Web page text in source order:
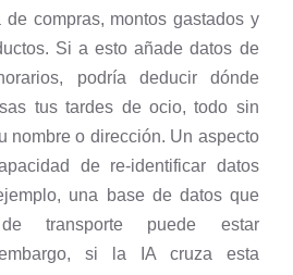
de compras, montos gastados y
Si a esto añade datos de
podría deducir dónde
tus tardes de ocio, todo sin
nombre o dirección. Un aspecto
de re-identificar datos
una base de datos que
transporte puede estar
si la IA cruza esta